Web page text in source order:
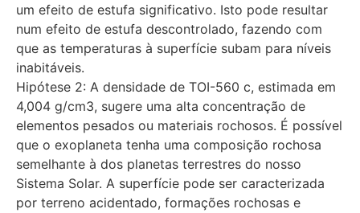
um efeito de estufa significativo. Isto pode resultar
num efeito de estufa descontrolado, fazendo com
que as temperaturas à superfície subam para níveis
inabitáveis.
Hipótese 2: A densidade de TOI-560 c, estimada em
4,004 g/cm3, sugere uma alta concentração de
elementos pesados ou materiais rochosos. É possível
que o exoplaneta tenha uma composição rochosa
semelhante à dos planetas terrestres do nosso
Sistema Solar. A superfície pode ser caracterizada
por terreno acidentado, formações rochosas e